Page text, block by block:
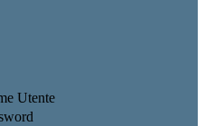
Utente